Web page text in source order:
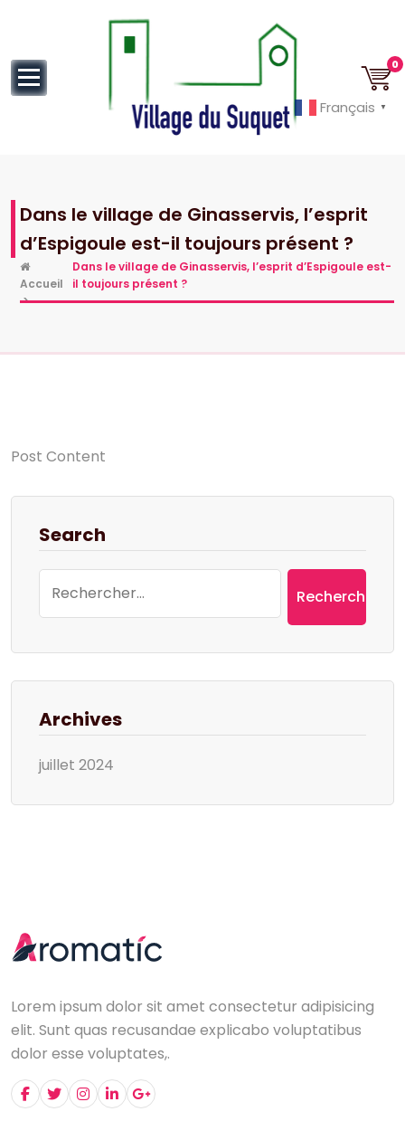
0
Dans le village de Ginasservis, l’esprit
d’Espigoule est-il toujours présent ?
Accueil
>
Dans le village de Ginasservis, l’esprit d’Espigoule est-
il toujours présent ?
Post Content
Search
Archives
juillet 2024
Lorem ipsum dolor sit amet consectetur adipisicing
elit. Sunt quas recusandae explicabo voluptatibus
dolor esse voluptates,.
Français ▼